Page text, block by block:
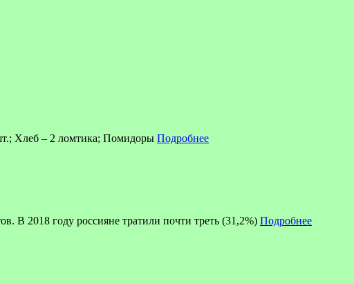
Хлеб – 2 ломтика; Помидоры Подробнее
В 2018 году россияне тратили почти треть (31,2%) Подробнее